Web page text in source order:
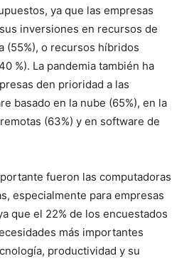
ya que las empresas
inversiones en recursos de
(55%), o recursos híbridos
%). La pandemia también ha
den prioridad a las
basado en la nube (65%), en la
(63%) y en software de
fueron las computadoras
especialmente para empresas
que el 22% de los encuestados
más importantes
productividad y su